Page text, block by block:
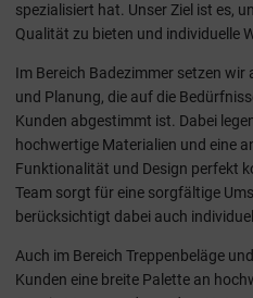
spezialisiert hat. Unser Ziel ist es,
Qualität zu bieten und individuelle
Im Bereich Badezimmer setzen
und Planung, die auf die
Kunden abgestimmt ist. Dabei
hochwertige Materialien und eine
Funktionalität und Design perfekt
Team sorgt für eine sorgfältige
berücksichtigt dabei auch
Auch im Bereich Treppenbeläge
Kunden eine breite Palette an